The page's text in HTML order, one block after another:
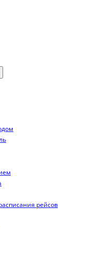
рейсов